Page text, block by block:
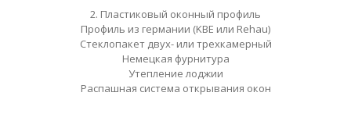
2. Пластиковый оконный профиль
Профиль из германии (KBE или Rehau)
Стеклопакет двух- или трехкамерный
Немецкая фурнитура
Утепление лоджии
Распашная система открывания окон